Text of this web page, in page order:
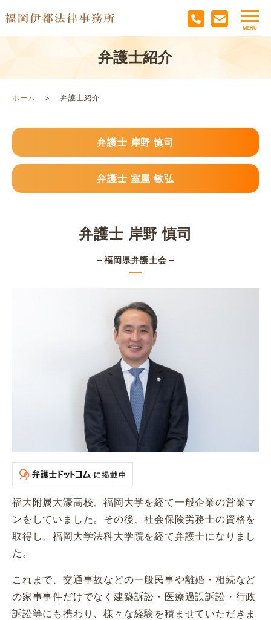
弁護士紹介
ホーム 弁護士紹介
弁護士 岸野 慎司
弁護士 室屋 敏弘
弁護士 岸野 慎司
– 福岡県弁護士会 –
福大附属大濠高校、福岡大学を経て一般企業の営業マ
ンをしていました。その後、社会保険労務士の資格を
取得し、福岡大学法科大学院を経て弁護士になりまし
た。
これまで、交通事故などの一般民事や離婚・相続など
の家事事件だけでなく建築訴訟・医療過誤訴訟・行政
訴訟等にも携わり、様々な経験を積ませていただきま